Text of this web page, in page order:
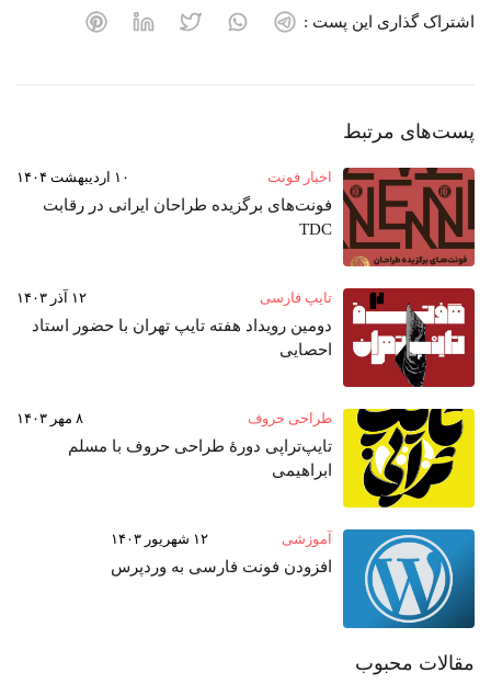
اشتراک گذاری این پست :
پست‌های مرتبط
اخبار فونت ۱۰ اردیبهشت ۱۴۰۴
فونت‌های برگزیده طراحان ایرانی در رقابت
TDC
تایپ فارسی ۱۲ آذر ۱۴۰۳
دومین رویداد هفته‌ تایپ تهران با حضور استاد
احصایی
طراحی حروف ۸ مهر ۱۴۰۳
تایپ‌تراپی دورهٔ طراحی حروف با مسلم
ابراهیمی
آموزشی ۱۲ شهریور ۱۴۰۳
افزودن فونت فارسی به وردپرس
مقالات محبوب